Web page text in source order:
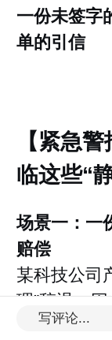
一份未签字
单的引信
【紧急
临这些“
场景一：一
赔偿
某科技公司
理”辞退。
录与改进证明
写评论...